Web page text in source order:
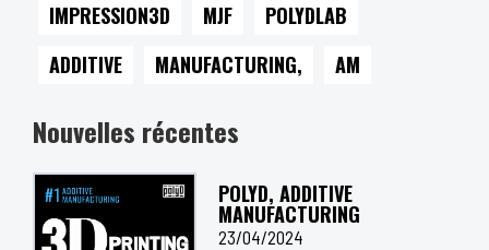
IMPRESSION3D
MJF
POLYDLAB
ADDITIVE
MANUFACTURING, AM
Nouvelles récentes
POLYD, ADDITIVE
MANUFACTURING
23/04/2024